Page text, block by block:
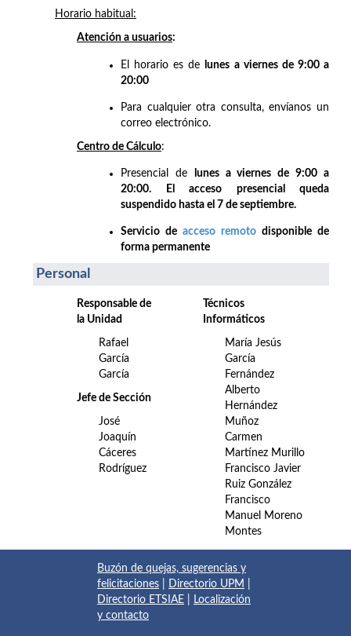
Horario habitual:
Atención a usuarios:
El horario es de
lunes a viernes de 9:00 a
20:00
Para cualquier otra consulta, envíanos un
correo electrónico.
Centro de Cálculo:
Presencial de
lunes a viernes de 9:00 a
20:00. El acceso presencial queda
suspendido hasta el 7 de septiembre.
Servicio de acceso remoto disponible de
forma permanente
Personal
Responsable de
la Unidad
Rafael
García
García
Jefe de Sección
José
Joaquín
Cáceres
Rodríguez
Técnicos
Informáticos
María Jesús
García
Fernández
Alberto
Hernández
Muñoz
Carmen
Martínez Murillo
Francisco Javier
Ruiz González
Francisco
Manuel Moreno
Montes
Buzón de quejas, sugerencias y
felicitaciones
Directorio UPM
Directorio ETSIAE
Localización
y contacto